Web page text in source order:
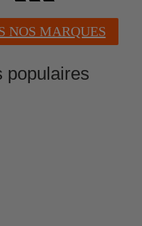
NOS MARQUES
populaires